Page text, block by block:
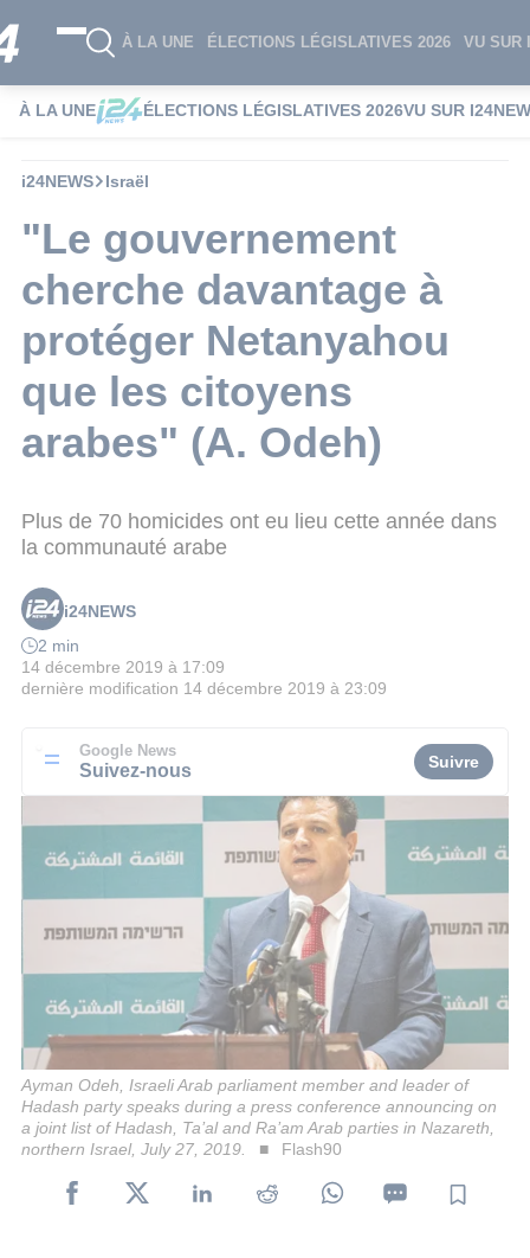
À LA UNE ÉLECTIONS LÉGISLATIVES 2026 VU SUR
À LA UNE ÉLECTIONS LÉGISLATIVES 2026VU SUR
i24NEWS Israël
"Le gouvernement
cherche davantage à
protéger Netanyahou
que les citoyens
arabes" (A. Odeh)
Plus de 70 homicides ont eu lieu cette année dans
la communauté arabe
i24NEWS
2 min
14 décembre 2019 à 17:09
dernière modification 14 décembre 2019 à 23:09
Google News
Suivez-nous Suivre
Ayman Odeh, Israeli Arab parliament member and leader of
Hadash party speaks during a press conference announcing on
a joint list of Hadash, Ta’al and Ra’am Arab parties in Nazareth,
northern Israel, July 27, 2019.
Flash90